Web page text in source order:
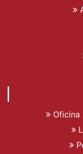
Oficina